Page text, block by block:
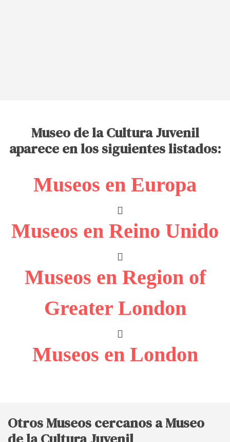
Museo de la Cultura Juvenil
aparece en los siguientes listados:
Museos en Europa
Museos en Reino Unido
Museos en Region of
Greater London
Museos en London
Otros Museos cercanos a Museo